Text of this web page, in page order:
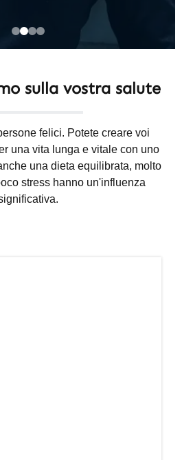
sulla vostra salute
felici. Potete creare voi
una vita lunga e vitale con uno
una dieta equilibrata, molto
stress hanno un'influenza